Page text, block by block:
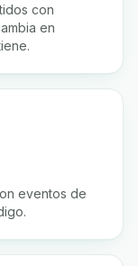
con
en
eventos de